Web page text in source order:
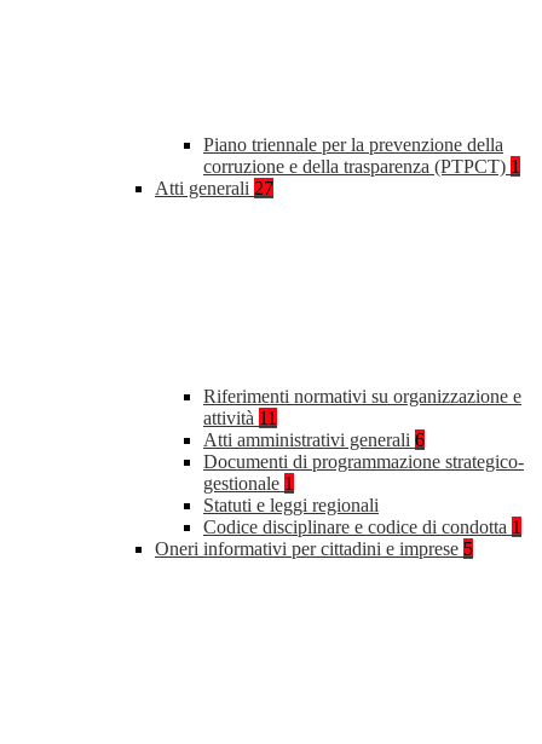
Piano triennale per la prevenzione della
corruzione e della trasparenza (PTPCT) 1
Atti generali 27
Riferimenti normativi su organizzazione e
attività 11
Atti amministrativi generali 6
Documenti di programmazione strategico-
gestionale 1
Statuti e leggi regionali
Codice disciplinare e codice di condotta 1
Oneri informativi per cittadini e imprese 5